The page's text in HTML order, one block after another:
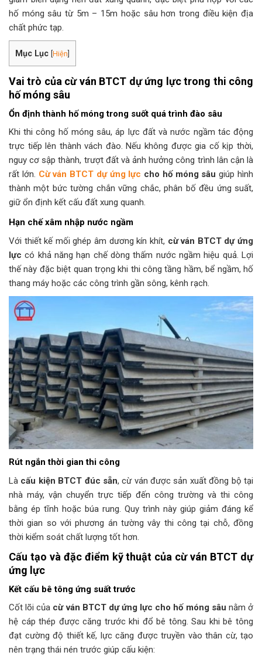
hố móng sâu từ 5m – 15m hoặc sâu hơn trong điều kiện địa
chất phức tạp.
Mục Lục [Hiện]
Vai trò của cừ ván BTCT dự ứng lực trong thi công
hố móng sâu
Ổn định thành hố móng trong suốt quá trình đào sâu
Khi thi công hố móng sâu, áp lực đất và nước ngầm tác động
trực tiếp lên thành vách đào. Nếu không được gia cố kịp thời,
nguy cơ sập thành, trượt đất và ảnh hưởng công trình lân cận là
rất lớn. Cừ ván BTCT dự ứng lực cho hố móng sâu giúp hình
thành một bức tường chắn vững chắc, phân bố đều ứng suất,
giữ ổn định kết cấu đất xung quanh.
Hạn chế xâm nhập nước ngầm
Với thiết kế mối ghép âm dương kín khít, cừ ván BTCT dự ứng
lực có khả năng hạn chế dòng thấm nước ngầm hiệu quả. Lợi
thế này đặc biệt quan trọng khi thi công tầng hầm, bể ngầm, hố
thang máy hoặc các công trình gần sông, kênh rạch.
Rút ngắn thời gian thi công
Là cấu kiện BTCT đúc sẵn, cừ ván được sản xuất đồng bộ tại
nhà máy, vận chuyển trực tiếp đến công trường và thi công
bằng ép tĩnh hoặc búa rung. Quy trình này giúp giảm đáng kể
thời gian so với phương án tường vây thi công tại chỗ, đồng
thời kiểm soát chất lượng tốt hơn.
Cấu tạo và đặc điểm kỹ thuật của cừ ván BTCT dự
ứng lực
Kết cấu bê tông ứng suất trước
Cốt lõi của cừ ván BTCT dự ứng lực cho hố móng sâu nằm ở
hệ cáp thép được căng trước khi đổ bê tông. Sau khi bê tông
đạt cường độ thiết kế, lực căng được truyền vào thân cừ, tạo
nên trạng thái nén trước giúp cấu kiện: